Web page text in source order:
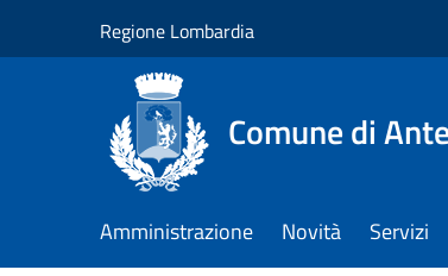
Regione Lombardia
Comune di
Amministrazione Novità Servizi